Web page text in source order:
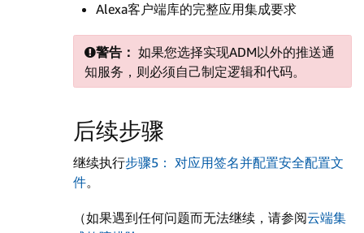
Alexa客户端库的完整应用集成要求
警告： 如果您选择实现ADM以外的推送通
知服务，则必须自己制定逻辑和代码。
后续步骤
继续执行步骤5： 对应用签名并配置安全配置文
件。
（如果遇到任何问题而无法继续，请参阅云端集